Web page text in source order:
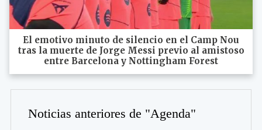
El emotivo minuto de silencio en el Camp Nou
tras la muerte de Jorge Messi previo al amistoso
entre Barcelona y Nottingham Forest
Noticias anteriores de "Agenda"